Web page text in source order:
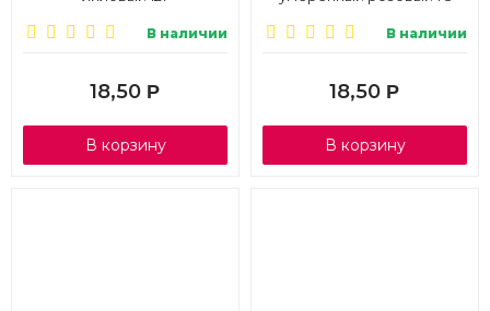
В наличии
18,50 Р
В корзину
В наличии
18,50 Р
В корзину